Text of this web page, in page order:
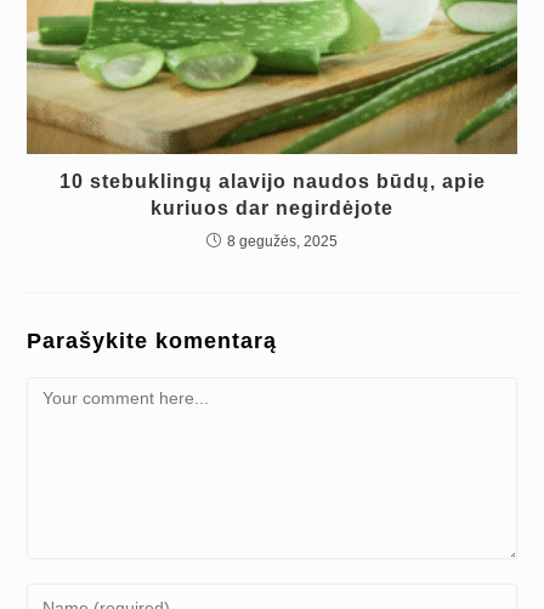
10 stebuklingų alavijo naudos būdų, apie
kuriuos dar negirdėjote
8 gegužės, 2025
Parašykite komentarą
Comment
Enter